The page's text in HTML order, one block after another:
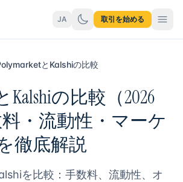
JA 取引を始める
とKalshiの比較
Kalshiの比較（2026
・流動性・マーケ
徹底解説
を比較：手数料、流動性、オ